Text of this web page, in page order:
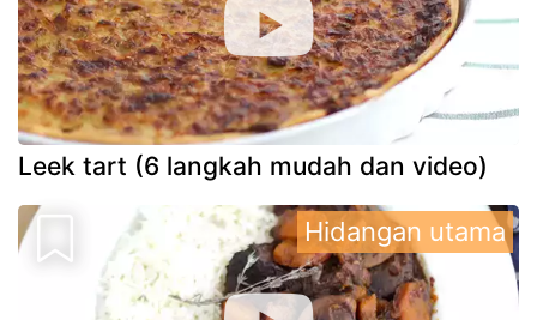
Leek tart (6 langkah mudah dan video)
Hidangan utama